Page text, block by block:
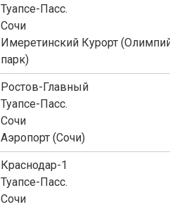
Туапсе-Пасс.
Сочи
Имеретинский Курорт
парк)
Ростов-Главный
Туапсе-Пасс.
Сочи
Аэропорт (Сочи)
Краснодар-1
Туапсе-Пасс.
Сочи